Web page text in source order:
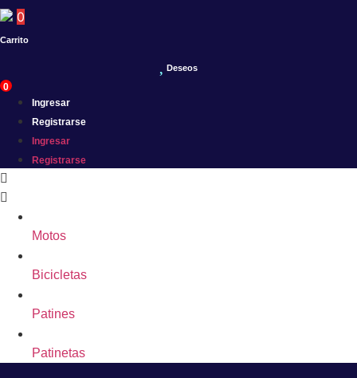
0
Carrito
Deseos
0
Ingresar
Registrarse
Ingresar
Registrarse
Motos
Bicicletas
Patines
Patinetas